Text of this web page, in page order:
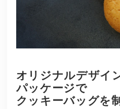
オリジナルデザイ
パッケージで
クッキーバッグを